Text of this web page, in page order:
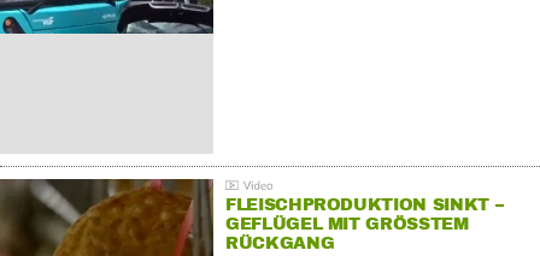
FLEISCHPRODUKTION SINKT –
GEFLÜGEL MIT GRÖSSTEM R
ÜCKGANG